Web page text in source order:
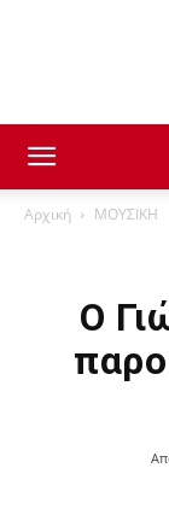
Αρχική ΜΟΥΣΙΚΗ
Ο